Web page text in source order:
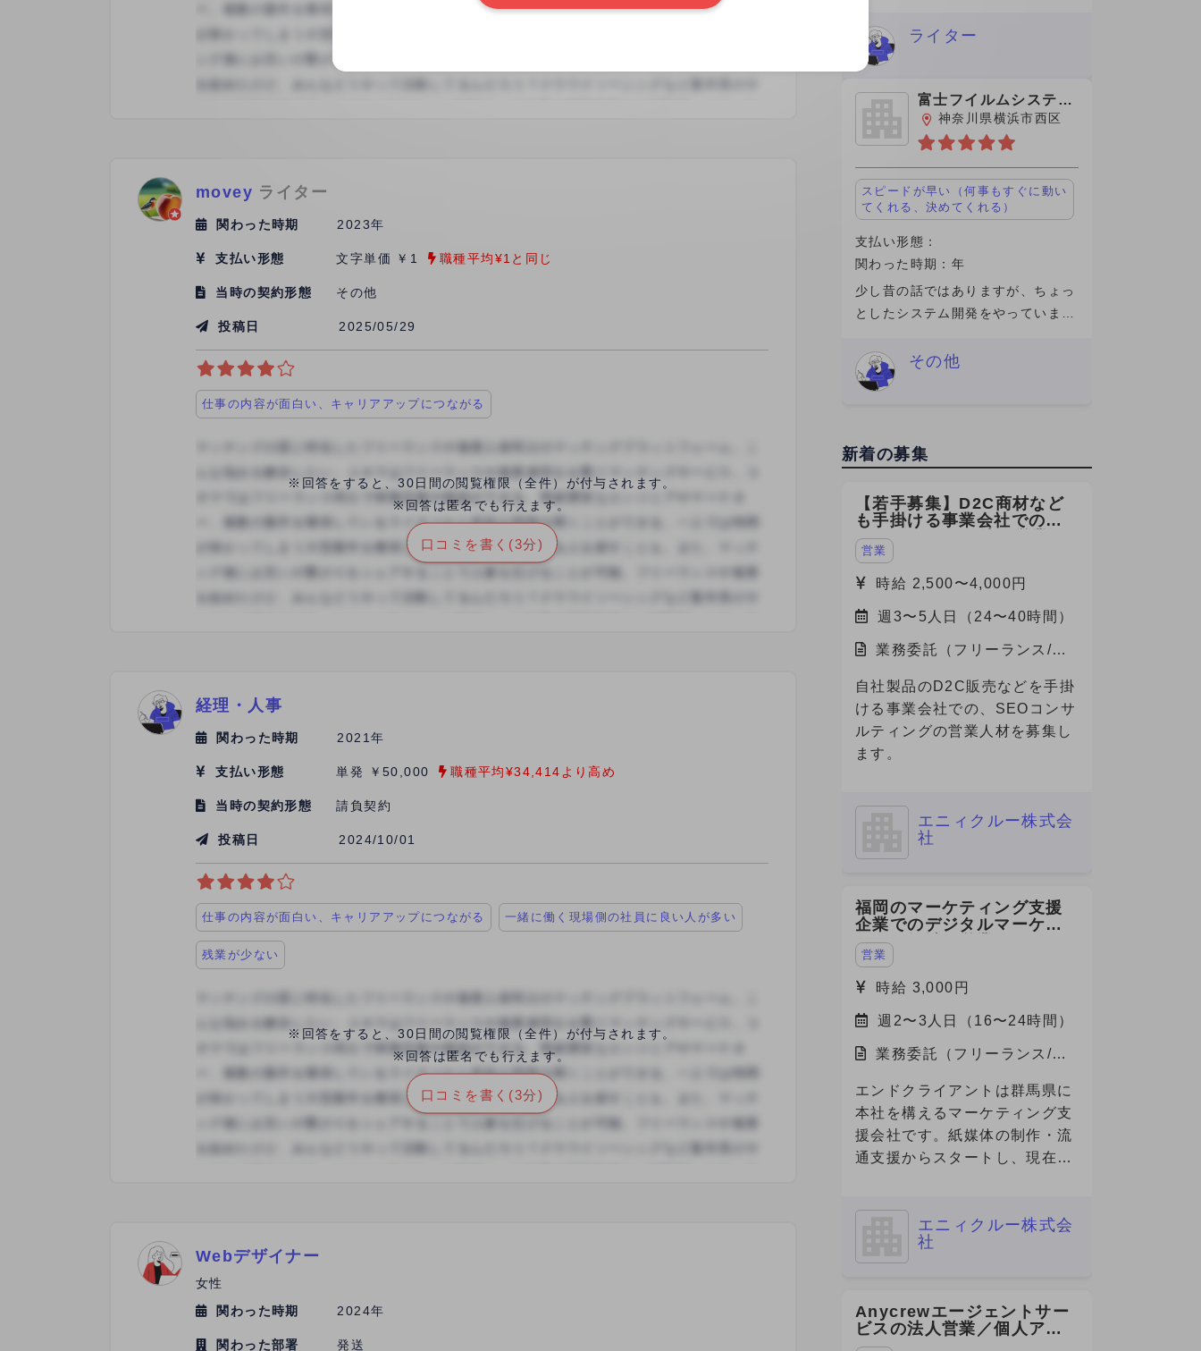
movey ライター
関わった時期 2023年
支払い形態 文字単価 ￥1 職種平均¥1と同じ
当時の契約形態 その他
投稿日 2025/05/29
仕事の内容が面白い、キャリアアップにつながる
※回答をすると、30日間の閲覧権限（全件）が付与されます。
※回答は匿名でも行えます。
口コミを書く(3分)
経理・人事
関わった時期 2021年
支払い形態 単発 ￥50,000 職種平均¥34,414より高め
当時の契約形態 請負契約
投稿日 2024/10/01
仕事の内容が面白い、キャリアアップにつながる 一緒に働く現場側の社員に良い人が多い
残業が少ない
※回答をすると、30日間の閲覧権限（全件）が付与されます。
※回答は匿名でも行えます。
口コミを書く(3分)
Webデザイナー
女性
関わった時期
2024年
関わった部署 発送
った。途中理由もなく、切られたの
は良質なコンテンツの記事を出せな
数料が高く
ライター
富士フイルムシステム
ズ株式会社
神奈川県横浜市西区
スピードが早い（何事もすぐに動い
てくれる、決めてくれる）
支払い形態：
関わった時期：年
少し昔の話ではありますが、ちょっ
としたシステム開発をやっていまし
ったり、改修したり、動かなければ
直すというような、わりと実務寄り
その他
新着の募集
【若手募集】D2C商材など
も手掛ける事業会社での
SEOコンサルの法人営業を
募集
営業
時給 2,500〜4,000円
週3〜5人日（24〜40時間）
業務委託（フリーランス/副
自社製品のD2C販売などを手掛
ける事業会社での、SEOコンサ
ルティングの営業人材を募集し
ます。
エニィクルー株式会
社
福岡のマーケティング支援
企業でのデジタルマーケテ
ィング領域の営業・PM
営業
時給 3,000円
週2〜3人日（16〜24時間）
業務委託（フリーランス/副
エンドクライアントは群馬県に
本社を構えるマーケティング支
援会社です。紙媒体の制作・流
通支援からスタートし、現在は
フルファネルでのマーケティン
グ支援を展開しています。 今
域の営業・提案・実行体制を確
立すべく、立ち上げメンバーと
エニィクルー株式会
社
Anycrewエージェントサー
ビスの法人営業／個人アド
バイザー（RA・CA）